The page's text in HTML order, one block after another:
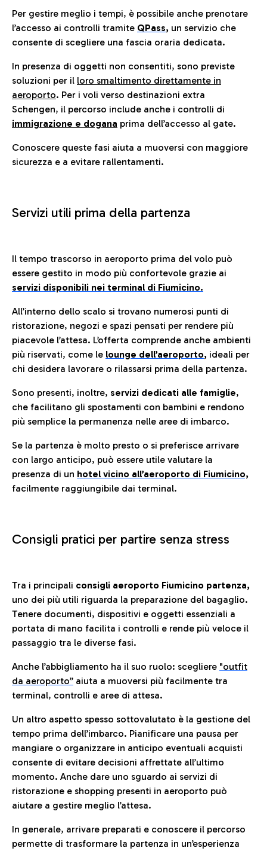
Per gestire meglio i tempi, è possibile anche prenotare
l’accesso ai controlli tramite QPass, un servizio che
consente di scegliere una fascia oraria dedicata.
In presenza di oggetti non consentiti, sono previste
soluzioni per il loro smaltimento direttamente in
aeroporto. Per i voli verso destinazioni extra
Schengen, il percorso include anche i controlli di
immigrazione e dogana prima dell’accesso al gate.
Conoscere queste fasi aiuta a muoversi con maggiore
sicurezza e a evitare rallentamenti.
Servizi utili prima della partenza
Il tempo trascorso in aeroporto prima del volo può
essere gestito in modo più confortevole grazie ai
servizi disponibili nei terminal di Fiumicino.
All’interno dello scalo si trovano numerosi punti di
ristorazione, negozi e spazi pensati per rendere più
piacevole l’attesa. L’offerta comprende anche ambienti
più riservati, come le lounge dell’aeroporto, ideali per
chi desidera lavorare o rilassarsi prima della partenza.
Sono presenti, inoltre, servizi dedicati alle famiglie,
che facilitano gli spostamenti con bambini e rendono
più semplice la permanenza nelle aree di imbarco.
Se la partenza è molto presto o si preferisce arrivare
con largo anticipo, può essere utile valutare la
presenza di un hotel vicino all’aeroporto di Fiumicino,
facilmente raggiungibile dai terminal.
Consigli pratici per partire senza stress
Tra i principali consigli aeroporto Fiumicino partenza,
uno dei più utili riguarda la preparazione del bagaglio.
Tenere documenti, dispositivi e oggetti essenziali a
portata di mano facilita i controlli e rende più veloce il
passaggio tra le diverse fasi.
Anche l’abbigliamento ha il suo ruolo: scegliere "outfit
da aeroporto” aiuta a muoversi più facilmente tra
terminal, controlli e aree di attesa.
Un altro aspetto spesso sottovalutato è la gestione del
tempo prima dell’imbarco. Pianificare una pausa per
mangiare o organizzare in anticipo eventuali acquisti
consente di evitare decisioni affrettate all’ultimo
momento. Anche dare uno sguardo ai servizi di
ristorazione e shopping presenti in aeroporto può
aiutare a gestire meglio l’attesa.
In generale, arrivare preparati e conoscere il percorso
permette di trasformare la partenza in un’esperienza